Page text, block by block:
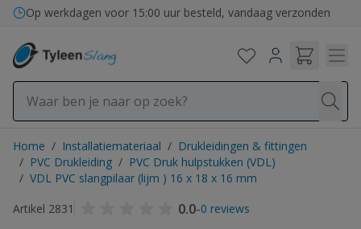
Ga naar de inhoud
Op werkdagen voor 15:00 uur besteld, vandaag verzonden
Home / Installatiemateriaal / Drukleidingen & fittingen
/ PVC Drukleiding / PVC Druk hulpstukken (VDL)
/ VDL PVC slangpilaar (lijm ) 16 x 18 x 16 mm
Artikel 2831
0.0-0 reviews